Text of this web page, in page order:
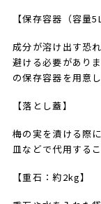
【保存容器（容量
成分が溶け出す恐
避ける必要があり
の保存容器を用意
【落とし蓋】
梅の実を漬ける際
皿などで代用する
【重石：約2kg】